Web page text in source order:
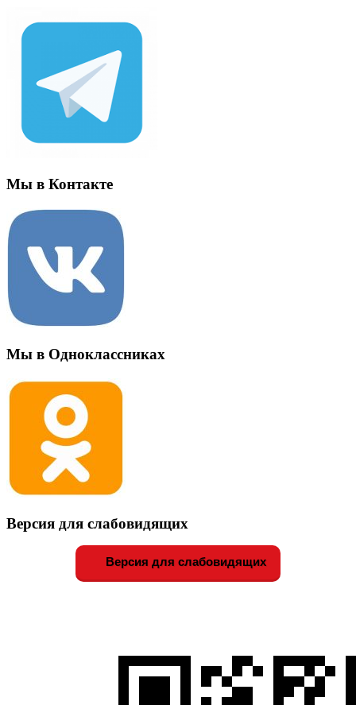
Мы в Контакте
Мы в Одноклассниках
Версия для слабовидящих
Версия для слабовидящих